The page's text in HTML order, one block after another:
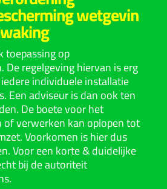
wetgevin
toepassing op
De regelgeving hiervan is erg
individuele installatie
Een adviseur is dan ook ten
De boete voor het
of verwerken kan oplopen tot
Voorkomen is hier dus
Voor een korte & duidelijke
bij deautoriteit
.